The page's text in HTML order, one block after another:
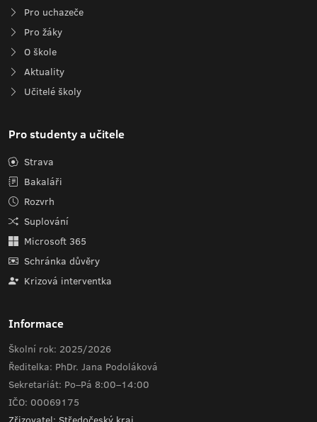
Pro uchazeče
Pro žáky
O škole
Aktuality
Učitelé školy
Pro studenty a učitele
Strava
Bakaláři
Rozvrh
Suplování
Microsoft 365
Schránka důvěry
Krizová interventka
Informace
Školní rok: 2025/2026
Ředitelka: PhDr. Jana Podoláková
Sekretariát: Po–Pá 8:00–14:00
IČO: 00069175